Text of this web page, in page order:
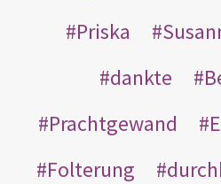
Priska
dankte
Prachtgewand
Folterung